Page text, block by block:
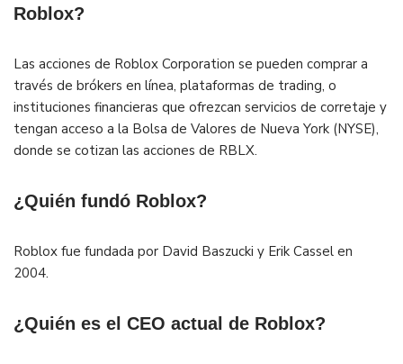
Roblox?
Las acciones de Roblox Corporation se pueden comprar a
través de brókers en línea, plataformas de trading, o
instituciones financieras que ofrezcan servicios de corretaje y
tengan acceso a la Bolsa de Valores de Nueva York (NYSE),
donde se cotizan las acciones de RBLX.
¿Quién fundó Roblox?
Roblox fue fundada por David Baszucki y Erik Cassel en
2004.
¿Quién es el CEO actual de Roblox?